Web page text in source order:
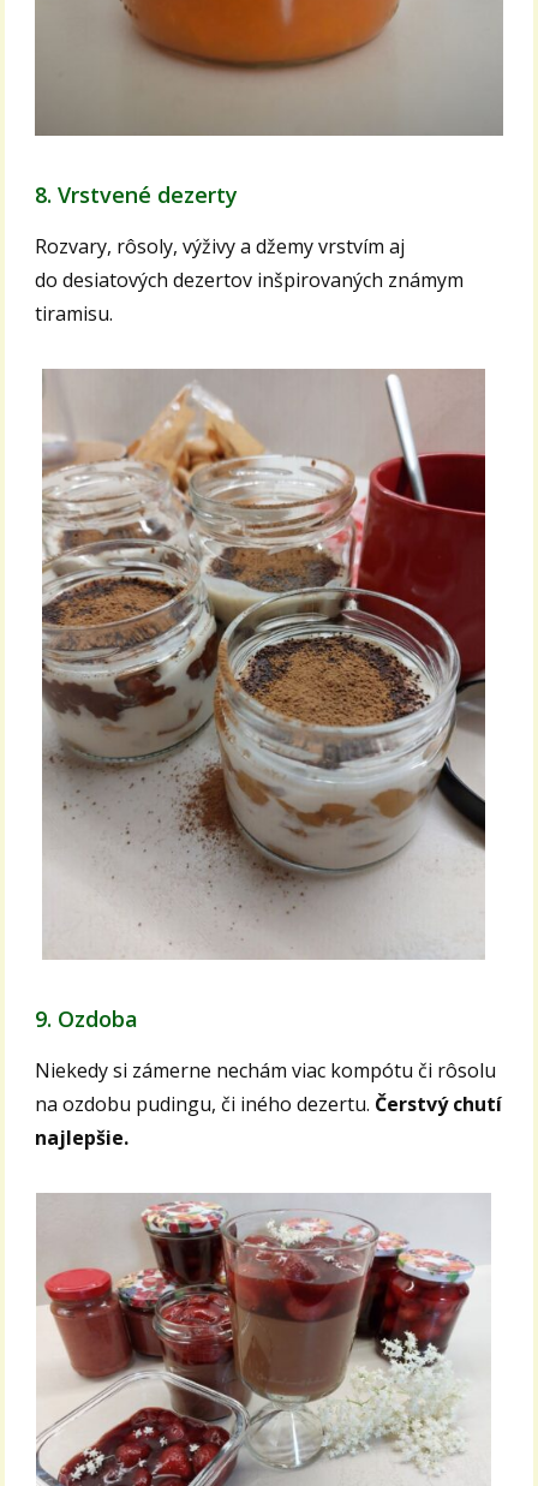
8. Vrstvené dezerty
Rozvary, rôsoly, výživy a džemy vrstvím aj
do desiatových dezertov inšpirovaných známym
tiramisu.
9. Ozdoba
Niekedy si zámerne nechám viac kompótu či rôsolu
na ozdobu pudingu, či iného dezertu. Čerstvý chutí
najlepšie.